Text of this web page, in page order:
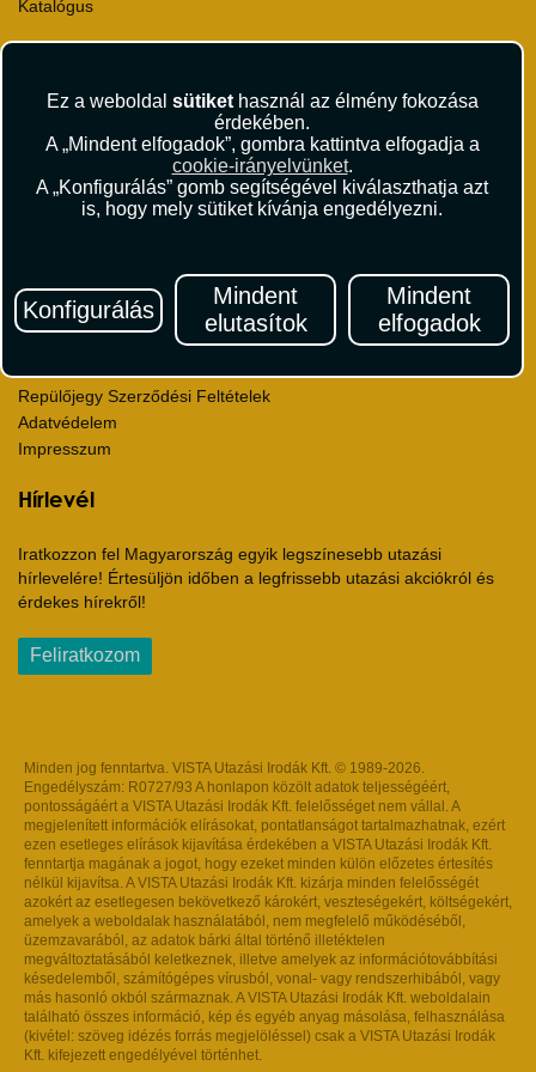
Ez a weboldal sütikethasznál az élmény fokozása
érdekében.
A „Mindent elfogadok”, gombra kattintva elfogadja a
cookie-irányelvünket.
A „Konfigurálás” gomb segítségével kiválaszthatja azt
is, hogy mely sütiket kívánja engedélyezni.
Konfigurálás
Mindent
elutasítok
Mindent
elfogadok
Katalógus
Médiaajánlat
Sajtószoba
Karrier
Pályázatok
Utazási Csomag Szerződési Feltételek
Útlemondás-biztosítás Szerződési Feltételek
Repülőjegy Szerződési Feltételek
Adatvédelem
Impresszum
Hírlevél
Iratkozzon fel Magyarország egyik legszínesebb utazási
hírlevelére! Értesüljön időben a legfrissebb utazási akciókról és
érdekes hírekről!
Feliratkozom
Minden jog fenntartva. VISTA Utazási Irodák Kft. © 1989-2026.
Engedélyszám: R0727/93 A honlapon közölt adatok teljességéért,
pontosságáért a VISTA Utazási Irodák Kft. felelősséget nem vállal. A
megjelenített információk elírásokat, pontatlanságot tartalmazhatnak, ezért
ezen esetleges elírások kijavítása érdekében a VISTA Utazási Irodák Kft.
fenntartja magának a jogot, hogy ezeket minden külön előzetes értesítés
nélkül kijavítsa. A VISTA Utazási Irodák Kft. kizárja minden felelősségét
azokért az esetlegesen bekövetkező károkért, veszteségekért, költségekért,
amelyek a weboldalak használatából, nem megfelelő működéséből,
üzemzavarából, az adatok bárki által történő illetéktelen
megváltoztatásából keletkeznek, illetve amelyek az információtovábbítási
késedelemből, számítógépes vírusból, vonal- vagy rendszerhibából, vagy
más hasonló okból származnak. A VISTA Utazási Irodák Kft. weboldalain
található összes információ, kép és egyéb anyag másolása, felhasználása
(kivétel: szöveg idézés forrás megjelöléssel) csak a VISTA Utazási Irodák
Kft. kifejezett engedélyével történhet.